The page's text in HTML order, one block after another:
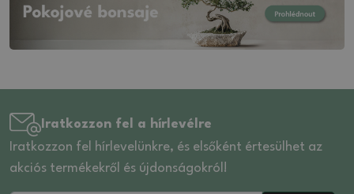
Iratkozzon fel a hírlevélre
Iratkozzon fel hírlevelünkre, és elsőként értesülhet az
akciós termékekről és újdonságokról!